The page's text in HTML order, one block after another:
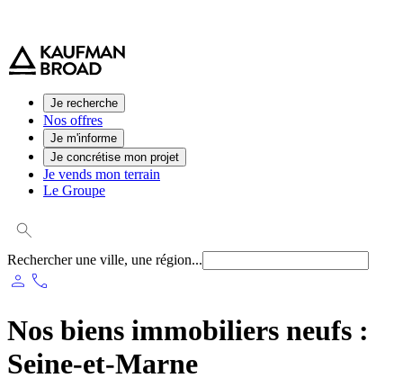
Je recherche
Nos offres
Je m'informe
Je concrétise mon projet
Je vends mon terrain
Le Groupe
Rechercher une ville, une région...
person phone
Nos biens immobiliers neufs :
Seine-et-Marne